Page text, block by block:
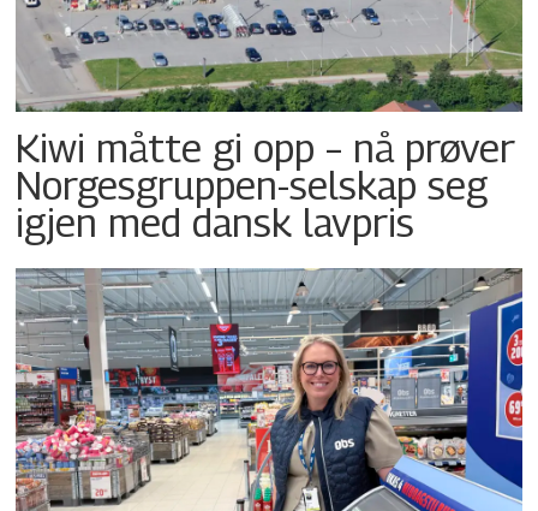
Kiwi måtte gi opp – nå prøver
Norgesgruppen-selskap seg
igjen med dansk lavpris